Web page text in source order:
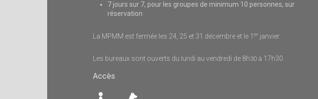
7 jours sur 7, pour les groupes de minimum 10 personnes, sur
réservation
La MPMM est fermée les 24, 25 et 31 décembre et le 1er janvier.
Les bureaux sont ouverts du lundi au vendredi de 8h30 à 17h30.
Accès